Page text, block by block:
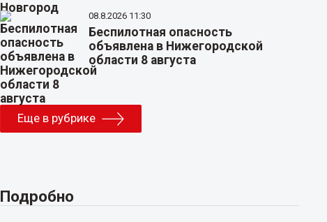
08.8.2026 11:30
Беспилотная опасность
объявлена в Нижегородской
области 8 августа
Еще в рубрике
Подробно